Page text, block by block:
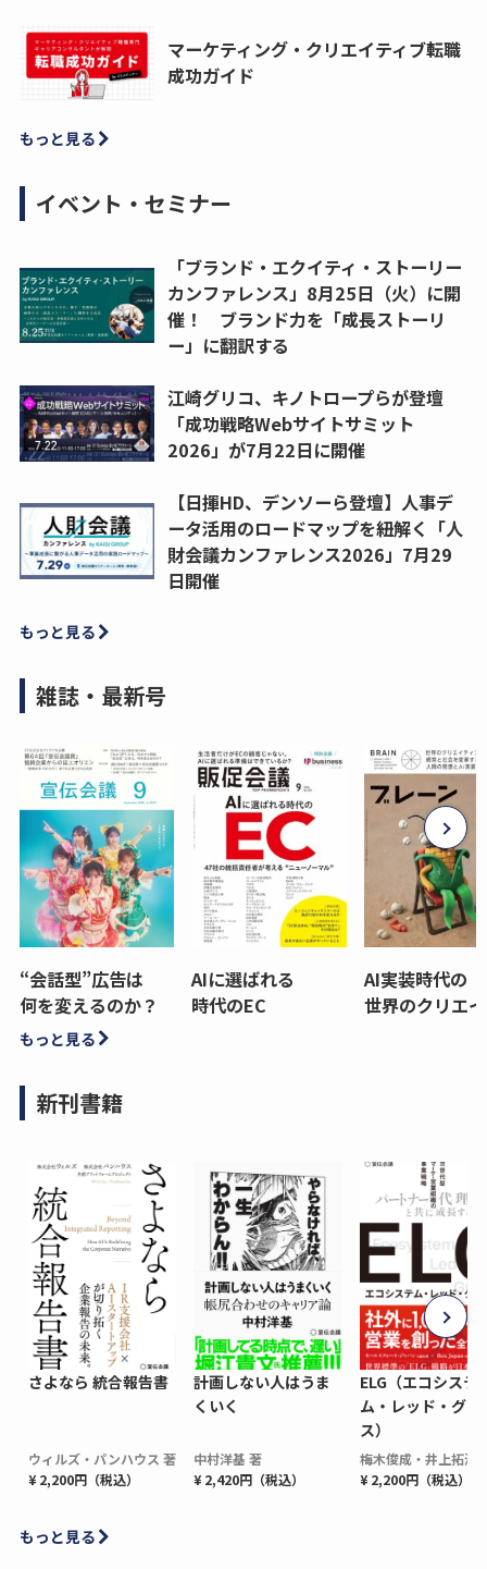
マーケティング・クリエイティブ転職
成功ガイド
もっと見る
イベント・セミナー
「ブランド・エクイティ・ストーリー
カンファレンス」8月25日（火）に開
催！ ブランド力を「成長ストーリ
ー」に翻訳する
江崎グリコ、キノトロープらが登壇
「成功戦略Webサイトサミット
2026」が7月22日に開催
【日揮HD、デンソーら登壇】人事デ
ータ活用のロードマップを紐解く「人
財会議カンファレンス2026」7月29
日開催
もっと見る
雑誌・最新号
“会話型”広告は
何を変えるのか？
AIに選ばれる
時代のEC
AI実装時代の
世界のクリエ
もっと見る
新刊書籍
さよなら 統合報告書
ウィルズ・パンハウス 著
¥ 2,200円（税込）
計画しない人はうま
くいく
中村洋基 著
¥ 2,420円（税込）
ELG（エコシステ
ム・レッド・グロ
ス）
梅木俊成・井上拓海
¥ 2,200円（税込）
もっと見る